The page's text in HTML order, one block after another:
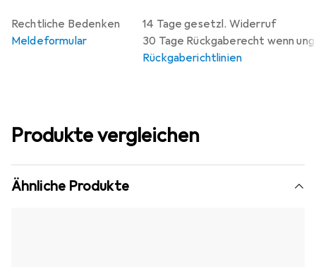
14 Tage gesetzl. Widerruf
30 Tage Rückgaberecht wenn
Rückgaberichtlinien
Rechtliche Bedenken
Meldeformular
Produkte vergleichen
Ähnliche Produkte